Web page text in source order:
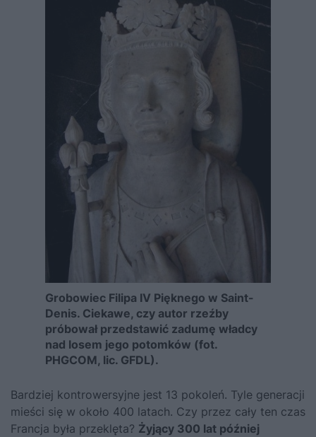
Grobowiec Filipa IV Pięknego w Saint-
Denis. Ciekawe, czy autor rzeźby
próbował przedstawić zadumę władcy
nad losem jego potomków (fot.
PHGCOM, lic. GFDL).
Bardziej kontrowersyjne jest 13 pokoleń. Tyle generacji
mieści się w około 400 latach. Czy przez cały ten czas
Francja była przeklęta? Żyjący 300 lat później